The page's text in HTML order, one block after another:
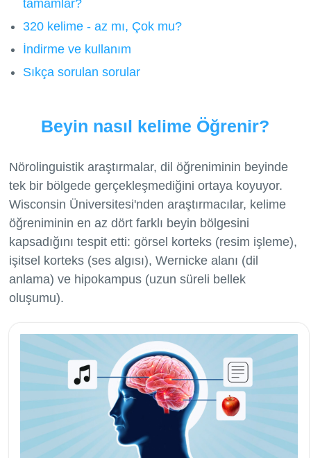
tamamlar?
320 kelime - az mı, Çok mu?
İndirme ve kullanım
Sıkça sorulan sorular
Beyin nasıl kelime Öğrenir?
Nörolinguistik araştırmalar, dil öğreniminin beyinde
tek bir bölgede gerçekleşmediğini ortaya koyuyor.
Wisconsin Üniversitesi'nden araştırmacılar, kelime
öğreniminin en az dört farklı beyin bölgesini
kapsadığını tespit etti: görsel korteks (resim işleme),
işitsel korteks (ses algısı), Wernicke alanı (dil
anlama) ve hipokampus (uzun süreli bellek